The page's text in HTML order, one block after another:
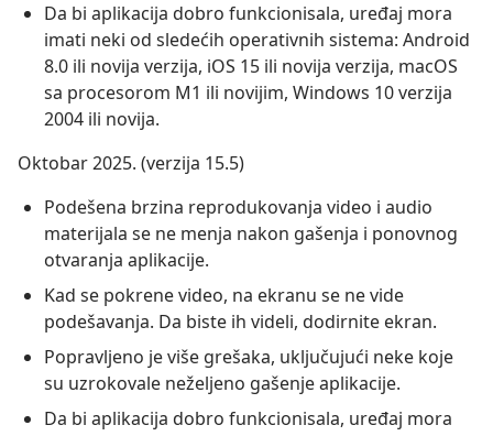
Da bi aplikacija dobro funkcionisala, uređaj mora
imati neki od sledećih operativnih sistema: Android
8.0 ili novija verzija, iOS 15 ili novija verzija, macOS
sa procesorom M1 ili novijim, Windows 10 verzija
2004 ili novija.
Oktobar 2025. (verzija 15.5)
Podešena brzina reprodukovanja video i audio
materijala se ne menja nakon gašenja i ponovnog
otvaranja aplikacije.
Kad se pokrene video, na ekranu se ne vide
podešavanja. Da biste ih videli, dodirnite ekran.
Popravljeno je više grešaka, uključujući neke koje
su uzrokovale neželjeno gašenje aplikacije.
Da bi aplikacija dobro funkcionisala, uređaj mora